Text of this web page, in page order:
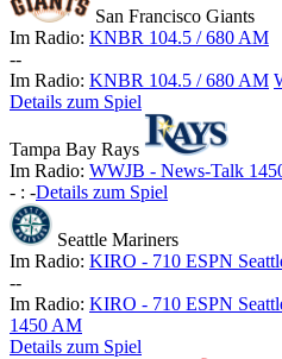
San Francisco Giants
Im Radio: KNBR 104.5 / 680 AM
--
Im Radio: KNBR 104.5 / 680 AM
Details zum Spiel
Tampa Bay Rays
Im Radio: WWJB - News-Talk
- : -Details zum Spiel
Seattle Mariners
Im Radio: KIRO - 710 ESPN
--
Im Radio: KIRO - 710 ESPN
1450 AM
Details zum Spiel